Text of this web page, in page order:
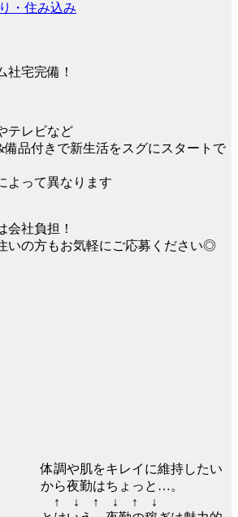
・住み込み
社宅完備！
テレビなど
備品付きで新生活をスグにスタートで
よって異なります
会社負担！
いの方もお気軽にご応募ください◎
体調や肌をキレイに維持したい
から夜勤はちょっと…。
↑ ↓ ↑ ↓ ↑ ↓